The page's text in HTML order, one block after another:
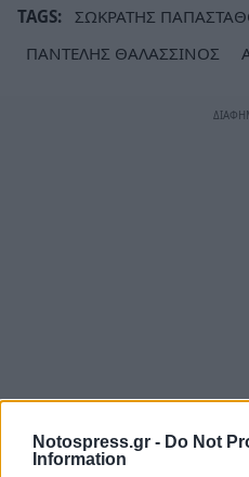
Notospress.gr - Do Not
Information
TAGS: ΣΩΚΡΑΤΗΣ
ΠΑΝΤΕΛΗΣ ΘΑΛΑΣΣΙΝΟΣ